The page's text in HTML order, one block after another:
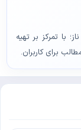
با تمرکز بر تهیه
برای کاربران.